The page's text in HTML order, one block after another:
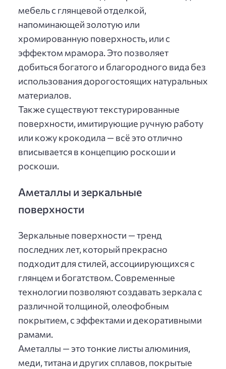
мебель с глянцевой отделкой,
напоминающей золотую или
хромированную поверхность, или с
эффектом мрамора. Это позволяет
добиться богатого и благородного вида без
использования дорогостоящих натуральных
материалов.
Также существуют текстурированные
поверхности, имитирующие ручную работу
или кожу крокодила — всё это отлично
вписывается в концепцию роскоши и
роскоши.
Аметаллы и зеркальные
поверхности
Зеркальные поверхности — тренд
последних лет, который прекрасно
подходит для стилей, ассоциирующихся с
глянцем и богатством. Современные
технологии позволяют создавать зеркала с
различной толщиной, олеофобным
покрытием, с эффектами и декоративными
рамами.
Аметаллы — это тонкие листы алюминия,
меди, титана и других сплавов, покрытые